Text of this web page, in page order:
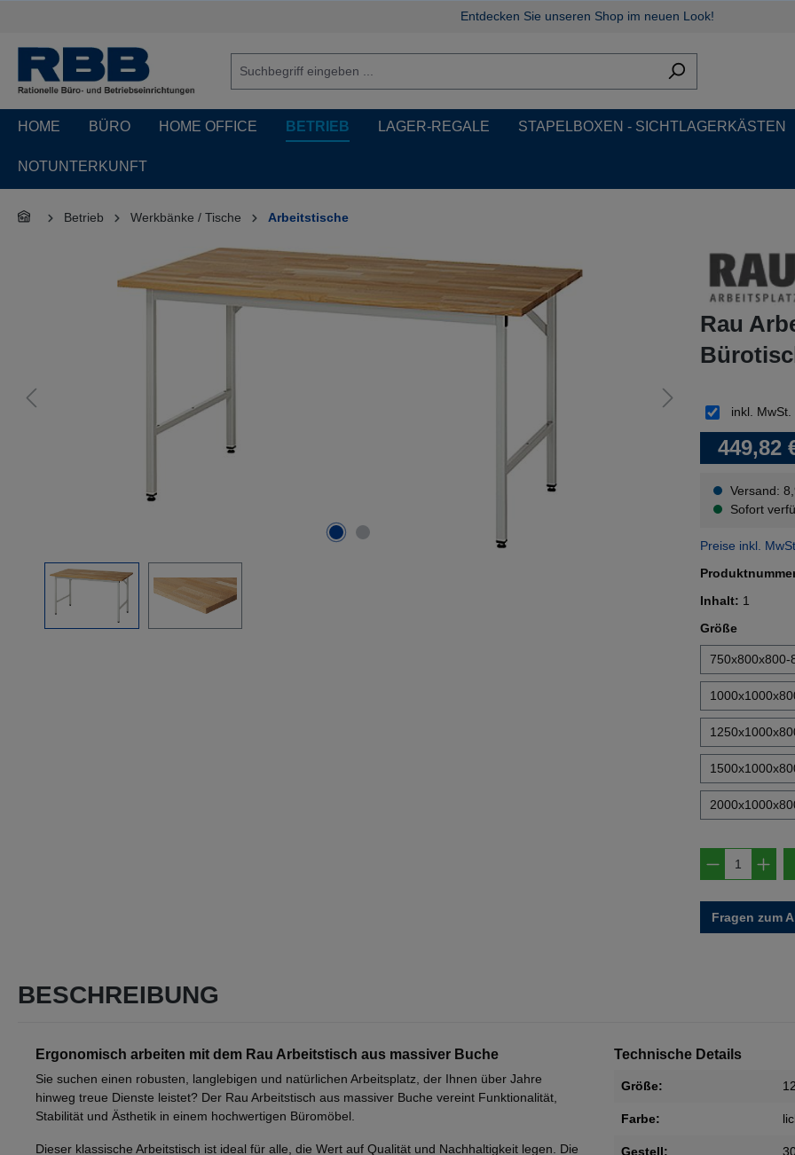
Entdecken Sie unseren Shop im neuen Look!
HOME BÜRO HOME OFFICE BETRIEB LAGER-REGALE STAPELBOXEN - SICHTLAGERKÄSTEN
NOTUNTERKUNFT
Betrieb Werkbänke / Tische Arbeitstische
Rau
449,82
Versand:
Sofort
inkl. MwSt.
Preise inkl.
Inhalt: 1
Größe
750x800x800-
Produkt
Fragen zum
BESCHREIBUNG
Ergonomisch arbeiten mit dem Rau Arbeitstisch aus massiver Buche
Sie suchen einen robusten, langlebigen und natürlichen Arbeitsplatz, der Ihnen über Jahre
hinweg treue Dienste leistet? Der Rau Arbeitstisch aus massiver Buche vereint Funktionalität,
Stabilität und Ästhetik in einem hochwertigen Büromöbel.
Dieser klassische Arbeitstisch ist ideal für alle, die Wert auf Qualität und Nachhaltigkeit legen. Die
Technische Details
Größe:
Farbe:
Gestell: